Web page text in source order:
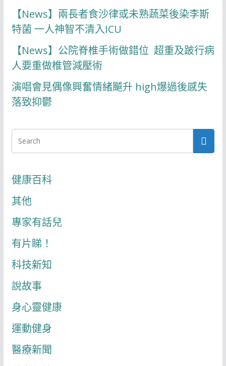
【News】兩長者食沙律或未熟蔬菜後染李斯
特菌 一人神智不清入ICU
【News】公院脊椎手術做錯位 超重及跛行病
人要重做椎管減壓術
演唱會見偶像興奮情緒飇升 high爆過後感失
落致抑鬱
健康百科
其他
專家有話兒
有片睇！
科技新知
說故事
身心靈健康
運動健身
醫療新聞